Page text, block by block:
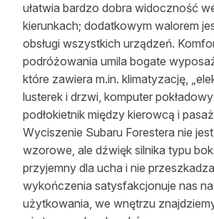
ułatwia bardzo dobra widoczność
kierunkach; dodatkowym walorem
obsługi wszystkich urządzeń.
podróżowania umila bogate
które zawiera m.in. klimatyzację,
lusterek i drzwi, komputer
podłokietnik między kierowcą i
Wyciszenie Subaru Forestera nie
wzorowe, ale dźwięk silnika typu
przyjemny dla ucha i nie
wykończenia satysfakcjonuje nas
użytkowania, we wnętrzu